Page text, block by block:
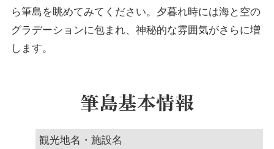
ら筆島を眺めてみてください。夕暮れ時には海と空の
グラデーションに包まれ、神秘的な雰囲気がさらに増
します。
筆島基本情報
観光地名・施設名